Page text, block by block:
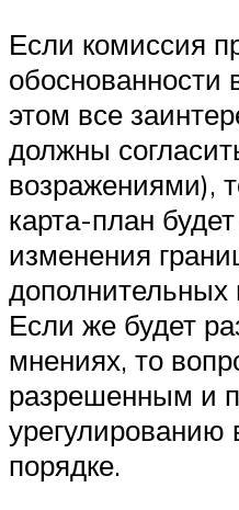
Если комиссия
обоснованности
этом все
должны
возражениями),
карта-план
изменения
Если же будет
мнениях, то
разрешенным и
урегулированию
порядке.